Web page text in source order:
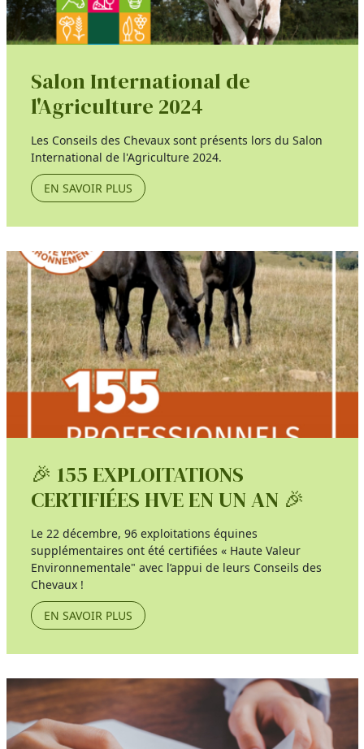
Salon International de
l'Agriculture 2024
Les Conseils des Chevaux sont présents lors du Salon
International de l'Agriculture 2024.
EN SAVOIR PLUS
🎉 155 EXPLOITATIONS
CERTIFIÉES HVE EN UN AN 🎉
Le 22 décembre, 96 exploitations équines
supplémentaires ont été certifiées « Haute Valeur
Environnementale" avec l’appui de leurs Conseils des
Chevaux !
EN SAVOIR PLUS